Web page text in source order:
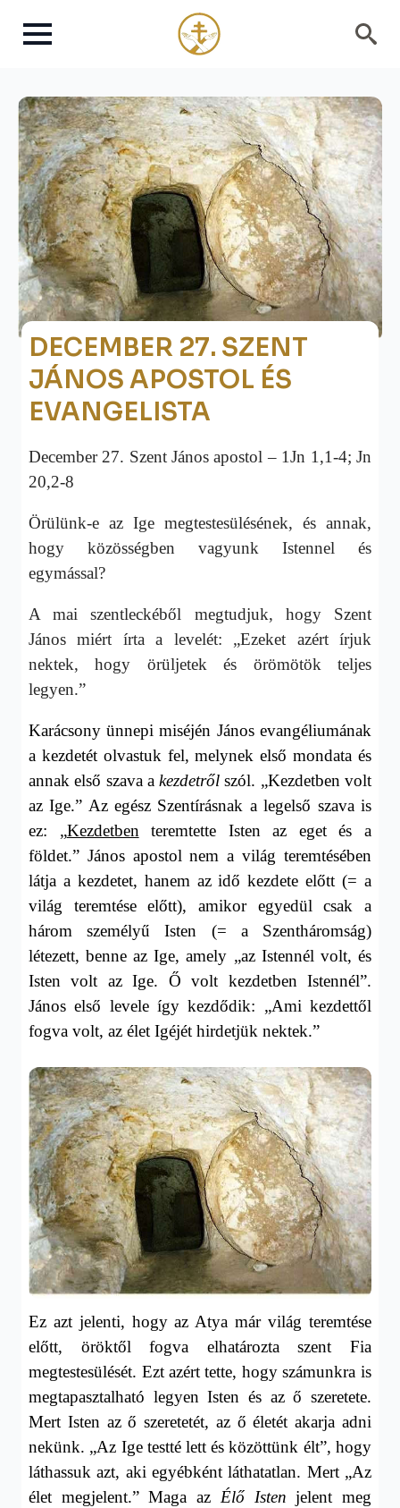
DECEMBER 27. SZENT
JÁNOS APOSTOL ÉS
EVANGELISTA
December 27. Szent János apostol – 1Jn 1,1-4; Jn
20,2-8
Örülünk-e az Ige megtestesülésének, és annak,
hogy közösségben vagyunk Istennel és
egymással?
A mai szentleckéből megtudjuk, hogy Szent
János miért írta a levelét: „Ezeket azért írjuk
nektek, hogy örüljetek és örömötök teljes
legyen.”
Karácsony ünnepi miséjén János evangéliumának
a kezdetét olvastuk fel, melynek első mondata és
annak első szava akezdetről szól. „Kezdetben volt
az Ige.” Az egész Szentírásnak a legelső szava is
ez: „Kezdetbenteremtette Isten az eget és a
földet.” János apostol nem a világ teremtésében
látja a kezdetet, hanem az idő kezdete előtt (= a
világ teremtése előtt), amikor egyedül csak a
három személyű Isten (= a Szentháromság)
létezett, benne az Ige, amely „az Istennél volt, és
Isten volt az Ige. Ő volt kezdetben Istennél”.
János első levele így kezdődik: „Ami kezdettől
fogva volt, az élet Igéjét hirdetjük nektek.”
Ez azt jelenti, hogy az Atya már világ teremtése
előtt, öröktől fogva elhatározta szent Fia
megtestesülését. Ezt azért tette, hogy számunkra is
megtapasztalható legyen Isten és az ő szeretete.
Mert Isten az ő szeretetét, az ő életét akarja adni
nekünk. „Az Ige testté lett és közöttünk élt”, hogy
láthassuk azt, aki egyébként láthatatlan. Mert „Az
élet megjelent.” Maga az Élő Isten jelent meg